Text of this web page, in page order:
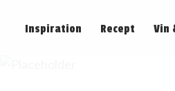
Inspiration Recept Vin